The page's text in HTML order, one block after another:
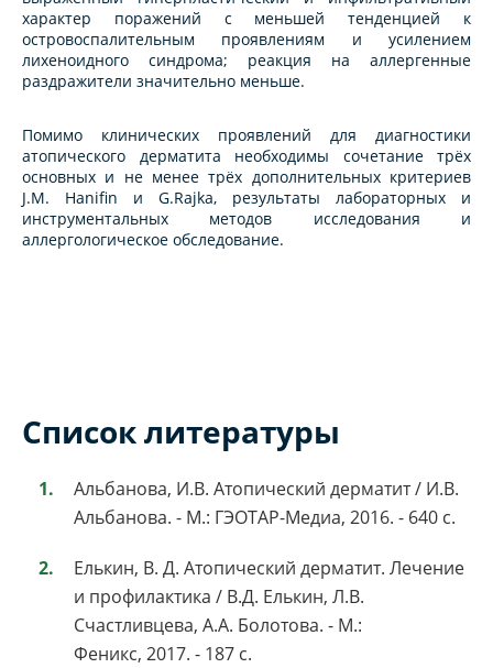
характер поражений с меньшей тенденцией к
островоспалительным проявлениям и усилением
лихеноидного синдрома; реакция на аллергенные
раздражители значительно меньше.
Помимо клинических проявлений для диагностики
атопического дерматита необходимы сочетание трёх
основных и не менее трёх дополнительных критериев
J.M. Hanifin и G.Rajka, результаты лабораторных и
инструментальных методов исследования и
аллергологическое обследование.
Список литературы
Альбанова, И.В. Атопический дерматит / И.В.
Альбанова. - М.: ГЭОТАР-Медиа, 2016. - 640 c.
Елькин, В. Д. Атопический дерматит. Лечение
и профилактика / В.Д. Елькин, Л.В.
Счастливцева, А.А. Болотова. - М.:
Феникс, 2017. - 187 c.